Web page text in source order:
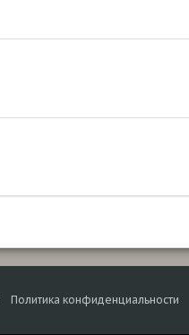
Политика конфиденциальности